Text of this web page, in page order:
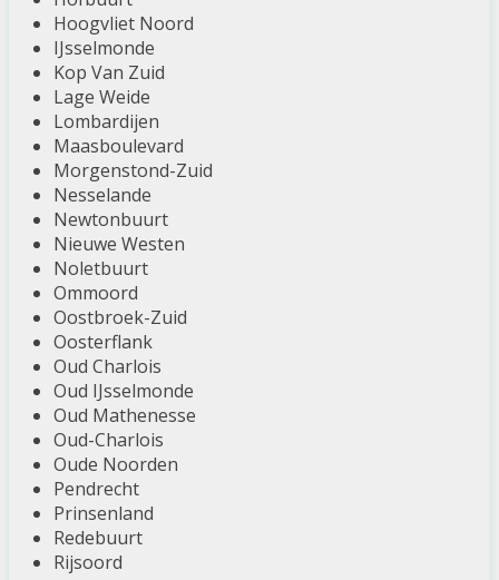
Hoogvliet Noord
IJsselmonde
Kop Van Zuid
Lage Weide
Lombardijen
Maasboulevard
Morgenstond-Zuid
Nesselande
Newtonbuurt
Nieuwe Westen
Noletbuurt
Ommoord
Oostbroek-Zuid
Oosterflank
Oud Charlois
Oud IJsselmonde
Oud Mathenesse
Oud-Charlois
Oude Noorden
Pendrecht
Prinsenland
Redebuurt
Rijsoord